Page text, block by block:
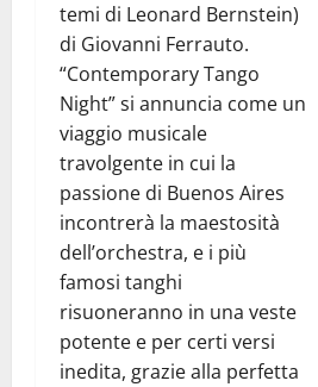
temi di Leonard Bernstein)
di Giovanni Ferrauto.
“Contemporary Tango
Night” si annuncia come un
viaggio musicale
travolgente in cui la
passione di Buenos Aires
incontrerà la maestosità
dell’orchestra, e i più
famosi tanghi
risuoneranno in una veste
potente e per certi versi
inedita, grazie alla perfetta